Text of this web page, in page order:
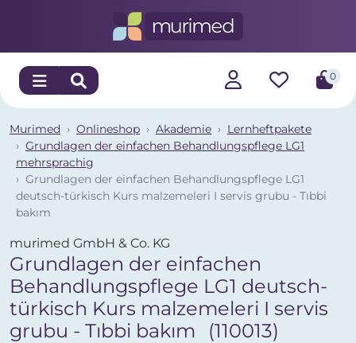
0
Murimed Onlineshop Akademie
Lernheftpakete
Grundlagen der einfachen Behandlungspflege LG1
mehrsprachig
Grundlagen der einfachen Behandlungspflege LG1
deutsch-türkisch Kurs malzemeleri I servis grubu - Tıbbi
bakım
murimed GmbH & Co. KG
Grundlagen der einfachen
Behandlungspflege LG1 deutsch-
türkisch Kurs malzemeleri I servis
grubu - Tıbbi bakım
(110013)